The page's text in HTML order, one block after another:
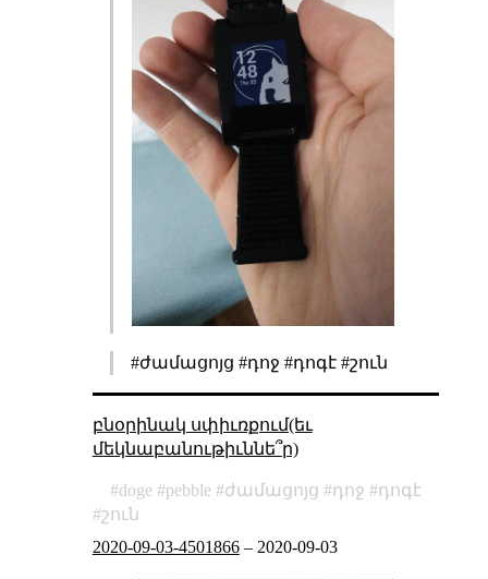
#ժամացոյց #դոջ #դոգէ #շուն
բնօրինակ սփիւռքում(եւ
մեկնաբանութիւննե՞ր)
doge pebble ժամացոյց դոջ
դոգէ
շուն
2020-09-03-4501866– 2020-09-03